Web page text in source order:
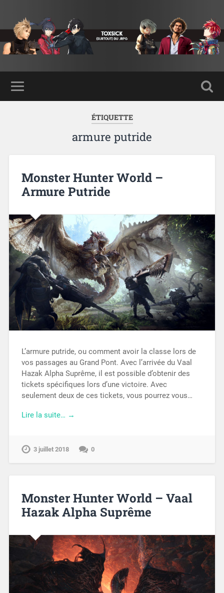
ÉTIQUETTE
armure putride
Monster Hunter World –
Armure Putride
L’armure putride, ou comment avoir la classe lors de
vos passages au Grand Pont. Avec l’arrivée du Vaal
Hazak Alpha Suprême, il est possible d’obtenir des
tickets spécifiques lors d’une victoire. Avec
seulement deux de ces tickets, vous pourrez vous…
Lire la suite… →
3 juillet 2018 0
Monster Hunter World – Vaal
Hazak Alpha Suprême